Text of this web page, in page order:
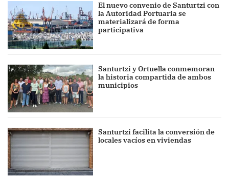
El nuevo convenio de Santurtzi con
la Autoridad Portuaria se
materializará de forma
participativa
Santurtzi y Ortuella conmemoran
la historia compartida de ambos
municipios
Santurtzi facilita la conversión de
locales vacíos en viviendas